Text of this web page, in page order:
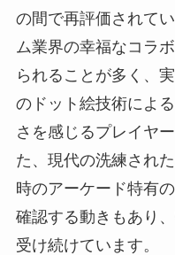
の間で再評価されて
ム業界の幸福なコラ
られることが多く、
のドット絵技術によ
さを感じるプレイヤ
た、現代の洗練され
時のアーケード特有
確認する動きもあり
受け続けています。